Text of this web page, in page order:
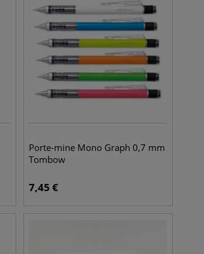
Porte-mine Mono Graph 0,7 mm
Tombow
7,45 €